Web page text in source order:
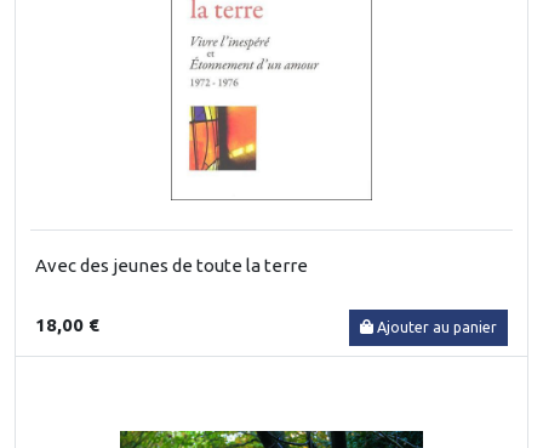
Avec des jeunes de toute la terre
18,00 € Ajouter au panier